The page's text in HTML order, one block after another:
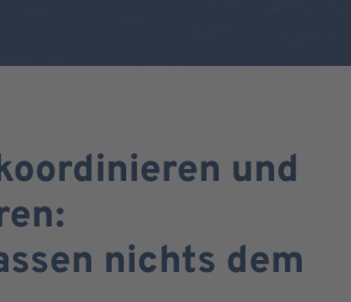
und
nichts dem